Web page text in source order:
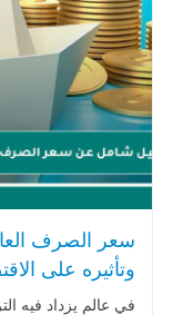
سعر الصرف
وتأثيره على
في عالم يزداد فيه